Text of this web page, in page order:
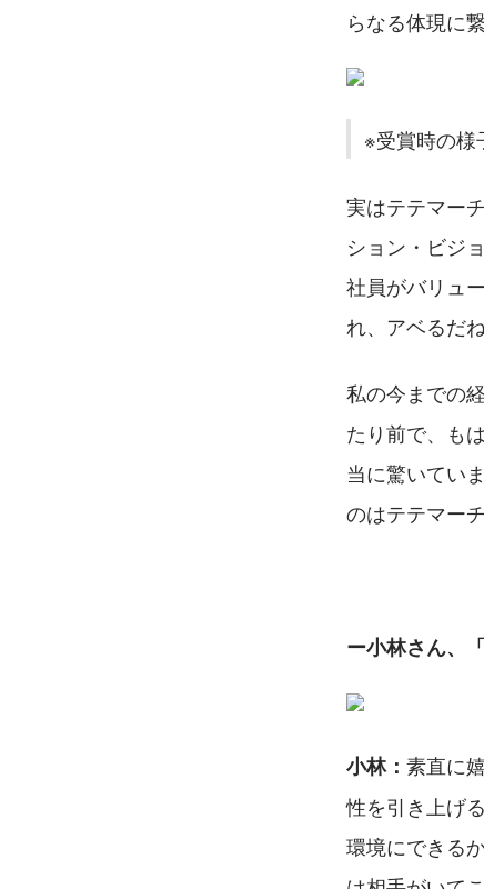
らなる体現に
※受賞時の様
実はテテマー
ション・ビジ
社員がバリュ
れ、アベるだ
私の今までの
たり前で、も
当に驚いてい
のはテテマー
ー小林さん、
小林： 素直に
性を引き上げ
環境にできる